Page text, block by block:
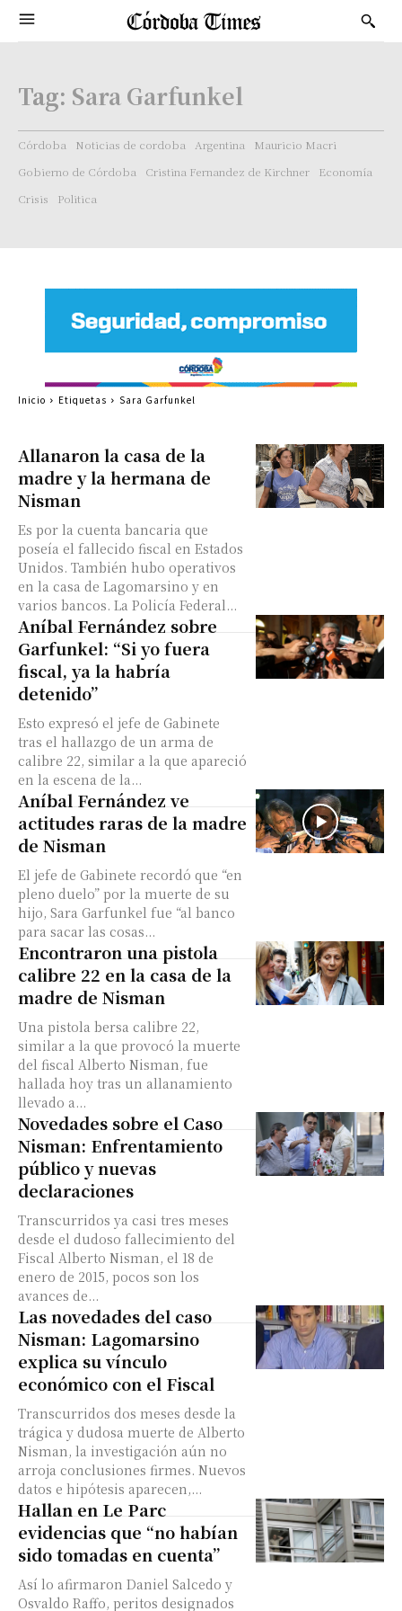
Tag: Sara Garfunkel
Córdoba Noticias de cordoba Argentina
Mauricio Macri
Gobierno de Córdoba
Cristina Fernandez de Kirchner
Economía
Crisis
Politica
Allanaron la casa de la
madre y la hermana de
Nisman
Es por la cuenta bancaria que
poseía el fallecido fiscal en Estados
Unidos. También hubo operativos
en la casa de Lagomarsino y en
varios bancos. La Policía Federal...
Aníbal Fernández sobre
Garfunkel: “Si yo fuera
fiscal, ya la habría
detenido”
Esto expresó el jefe de Gabinete
tras el hallazgo de un arma de
calibre 22, similar a la que apareció
en la escena de la...
Aníbal Fernández ve
actitudes raras de la madre
de Nisman
El jefe de Gabinete recordó que “en
pleno duelo” por la muerte de su
hijo, Sara Garfunkel fue “al banco
para sacar las cosas...
Encontraron una pistola
calibre 22 en la casa de la
madre de Nisman
Una pistola bersa calibre 22,
similar a la que provocó la muerte
del fiscal Alberto Nisman, fue
hallada hoy tras un allanamiento
llevado a...
Novedades sobre el Caso
Nisman: Enfrentamiento
público y nuevas
declaraciones
Transcurridos ya casi tres meses
desde el dudoso fallecimiento del
Fiscal Alberto Nisman, el 18 de
enero de 2015, pocos son los
avances de...
Las novedades del caso
Nisman: Lagomarsino
explica su vínculo
económico con el Fiscal
Transcurridos dos meses desde la
trágica y dudosa muerte de Alberto
Nisman, la investigación aún no
arroja conclusiones firmes. Nuevos
datos e hipótesis aparecen,...
Hallan en Le Parc
evidencias que “no habían
sido tomadas en cuenta”
Así lo afirmaron Daniel Salcedo y
Osvaldo Raffo, peritos designados
Inicio Etiquetas Sara Garfunkel